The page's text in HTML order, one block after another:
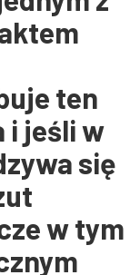
ten
i jeśli w
się
w tym